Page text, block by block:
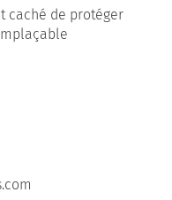
caché de protéger